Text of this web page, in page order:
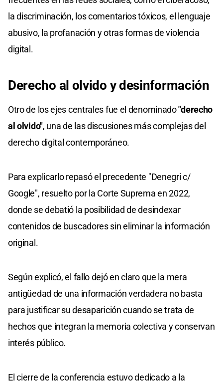
la discriminación, los comentarios tóxicos, el lenguaje
abusivo, la profanación y otras formas de violencia
digital.
Derecho al olvido y desinformación
Otro de los ejes centrales fue el denominado"derecho
al olvido", una de las discusiones más complejas del
derecho digital contemporáneo.
Para explicarlo repasó el precedente "Denegri c/
Google", resuelto por la Corte Suprema en 2022,
donde se debatió la posibilidad de desindexar
contenidos de buscadores sin eliminar la información
original.
Según explicó, el fallo dejó en claro que la mera
antigüedad de una información verdadera no basta
para justificar su desaparición cuando se trata de
hechos que integran la memoria colectiva y conservan
interés público.
El cierre de la conferencia estuvo dedicado a la